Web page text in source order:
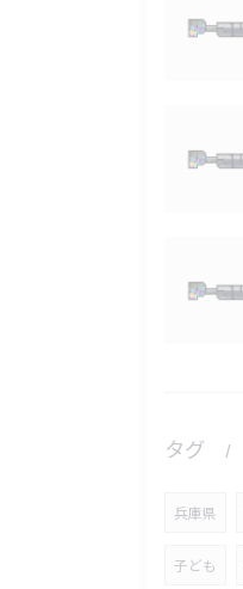
タグ
兵庫県
子ども